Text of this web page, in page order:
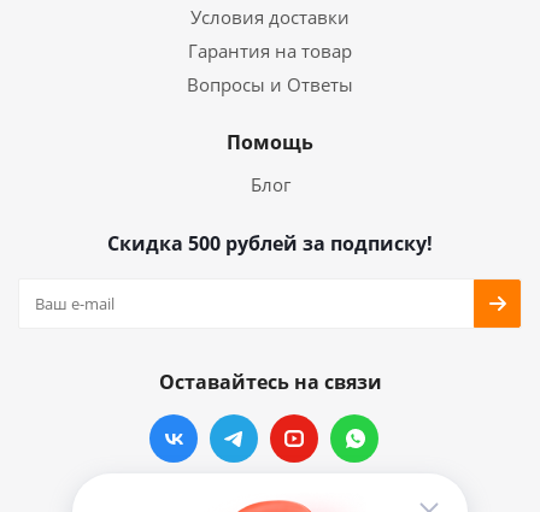
Условия доставки
Гарантия на товар
Вопросы и Ответы
Помощь
Блог
Скидка 500 рублей за подписку!
Оставайтесь на связи
Наши контакты